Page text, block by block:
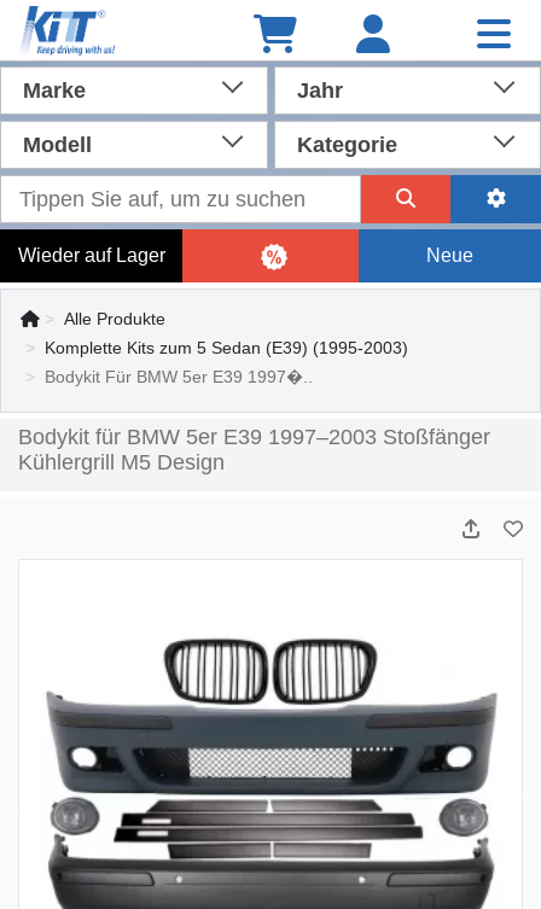
Marke Jahr
Modell Kategorie
Wieder auf Lager Neue
Alle Produkte
Komplette Kits zum 5 Sedan (E39) (1995-2003)
Bodykit Für BMW 5er E39 1997�..
Bodykit für BMW 5er E39 1997–2003 Stoßfänger
Kühlergrill M5 Design